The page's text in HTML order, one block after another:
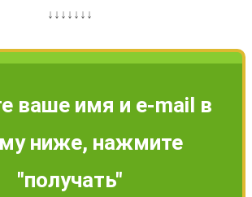
↓↓↓↓↓↓↓
ваше имя и e-mail в
ниже, нажмите
"получать"